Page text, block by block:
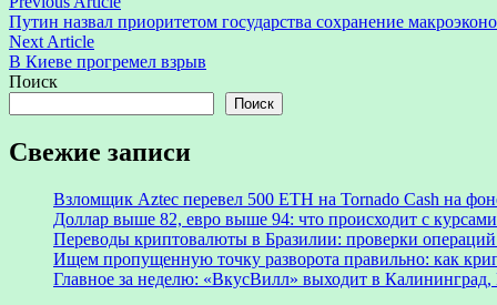
Навигация
по
записям
article:
Путин назвал приоритетом государства сохранение
Next ArticleNext
article:
В Киеве прогремел взрыв
Поиск
Поиск
Свежие записи
Взломщик Aztec перевел 500 ETH на Tornado Cash на
Доллар выше 82, евро выше 94: что происходит с
Переводы криптовалюты в Бразилии: проверки
Ищем пропущенную точку разворота правильно: как
Главное за неделю: «ВкусВилл» выходит в